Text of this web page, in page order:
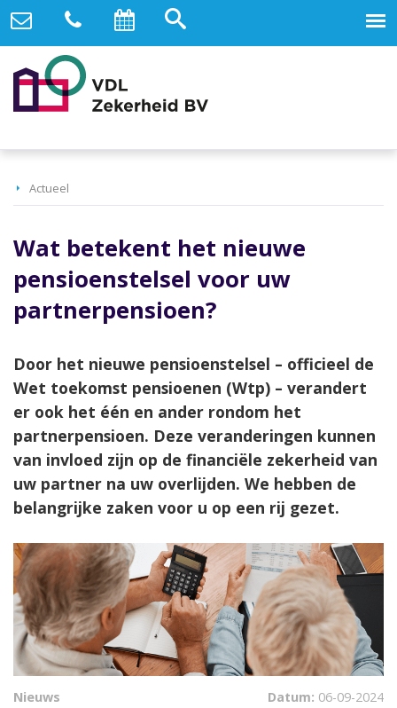
Actueel
Wat betekent het nieuwe
pensioenstelsel voor uw
partnerpensioen?
Door het nieuwe pensioenstelsel – officieel de
Wet toekomst pensioenen (Wtp) – verandert
er ook het één en ander rondom het
partnerpensioen. Deze veranderingen kunnen
van invloed zijn op de financiële zekerheid van
uw partner na uw overlijden. We hebben de
belangrijke zaken voor u op een rij gezet.
Nieuws Datum: 06-09-2024